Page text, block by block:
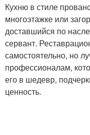
Кухню в стиле
многоэтажке или
доставшийся по
сервант.
самостоятельно, но
профессионалам,
его в шедевр,
ценность.